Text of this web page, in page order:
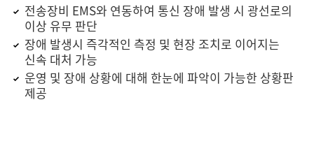
전송장비 EMS와 연동하여 통신 장애 발생 시 광선로의
이상 유무 판단
장애 발생시 즉각적인 측정 및 현장 조치로 이어지는
신속 대처 가능
운영 및 장애 상황에 대해 한눈에 파악이 가능한 상황판
제공